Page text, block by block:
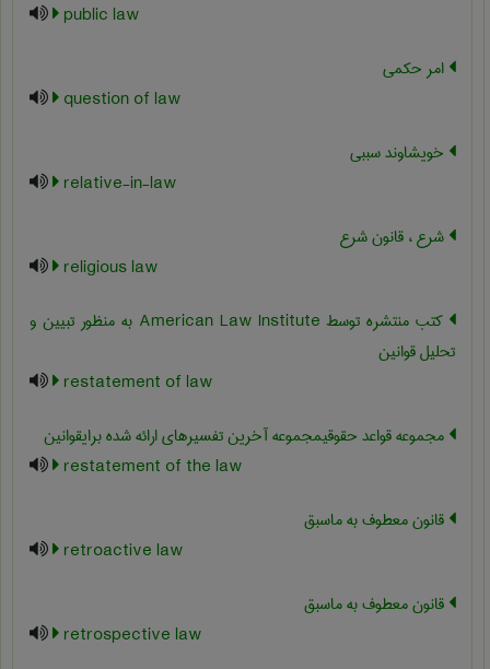
public law
امر حکمی
question of law
خویشاوند سببی
relative-in-law
شرع ، قانون شرع
religious law
کتب منتشره توسط American Law Institute به منظور تبیین و
تحلیل قوانین
restatement of law
مجموعه قواعد حقوقیمجموعه آخرین تفسیرهای ارائه شده برایقوانین
restatement of the law
قانون معطوف به ماسبق
retroactive law
قانون معطوف به ماسبق
retrospective law